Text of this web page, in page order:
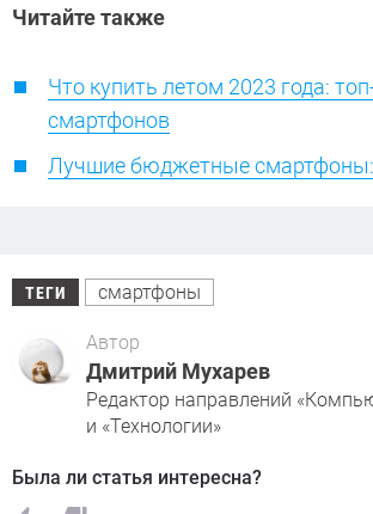
Читайте также
Что купить летом 2023 года:
смартфонов
Лучшие бюджетные смартфоны:
ТЕГИ смартфоны
Автор
Дмитрий Мухарев
Редактор направлений
и «Технологии»
Была ли статья интересна?